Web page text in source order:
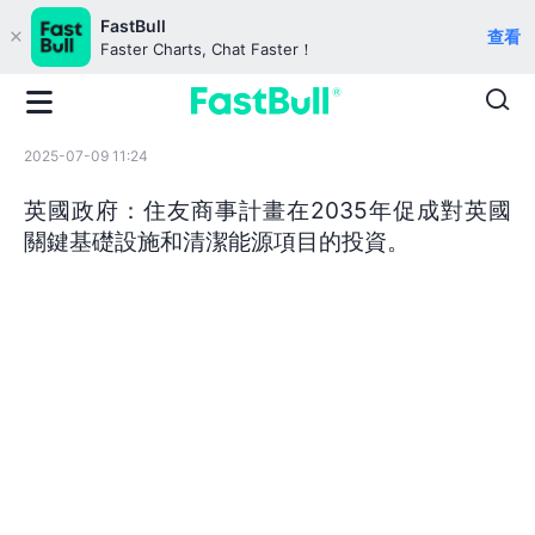
FastBull
Faster Charts, Chat Faster！
查看
2025-07-09 11:24
英國政府：住友商事計畫在2035年促成對英國
關鍵基礎設施和清潔能源項目的投資。